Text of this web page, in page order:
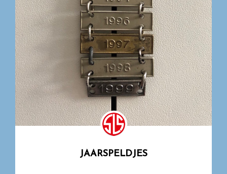
JAARSPELDJES